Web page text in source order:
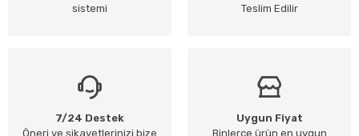
sistemi
Teslim Edilir
7/24 Destek
Öneri ve şikayetlerinizi bize
Uygun Fiyat
Binlerce ürün en uygun